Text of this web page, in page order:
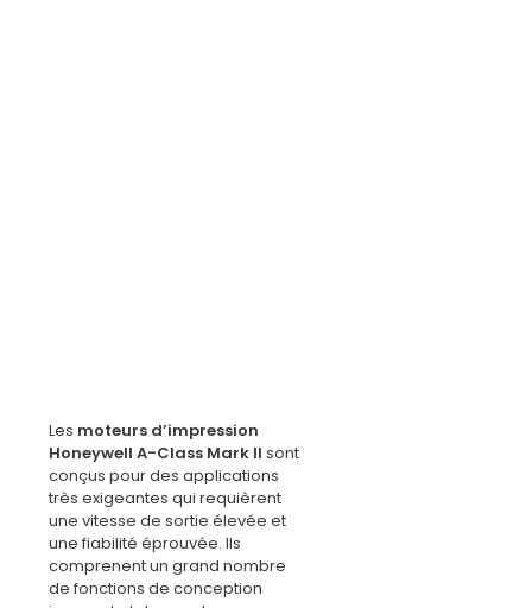
Les moteurs d’impression
Honeywell A-Class Mark II sont
conçus pour des applications
très exigeantes qui requièrent
une vitesse de sortie élevée et
une fiabilité éprouvée. Ils
comprenent un grand nombre
de fonctions de conception